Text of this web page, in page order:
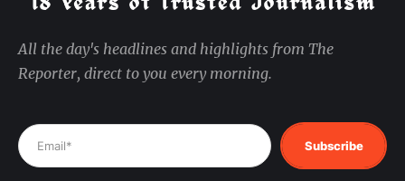
All the day's headlines and highlights from The
Reporter, direct to you every morning.
Subscribe